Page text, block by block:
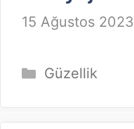
15 Ağustos 2023
Kategoriler
Güzellik